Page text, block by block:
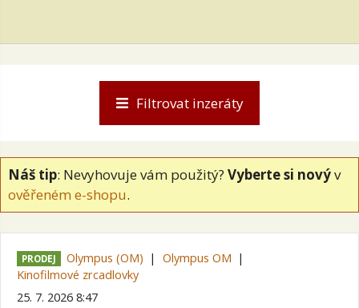
Náš tip: Nevyhovuje vám použitý? Vyberte si novýv
ověřeném e-shopu.
PRODEJ Olympus (OM)
Olympus OM
Kinofilmové zrcadlovky
25. 7. 2026 8:47
Filtrovat inzeráty